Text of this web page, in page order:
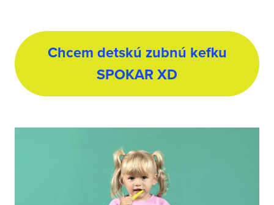
Chcem detskú zubnú kefku
SPOKAR XD